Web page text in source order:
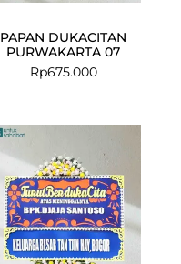
PAPAN DUKACITAN
PURWAKARTA 07
Rp675.000